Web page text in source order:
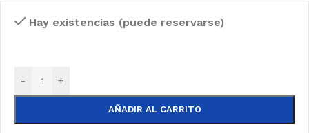
Hay existencias (puede reservarse)
- +
AÑADIR AL CARRITO